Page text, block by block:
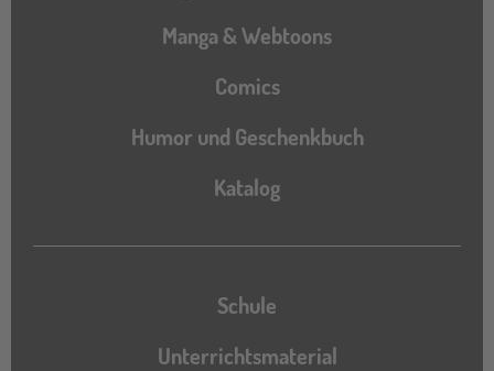
Manga & Webtoons
Comics
Humor und Geschenkbuch
Katalog
Katalog
Schule
Unterrichtsmaterial